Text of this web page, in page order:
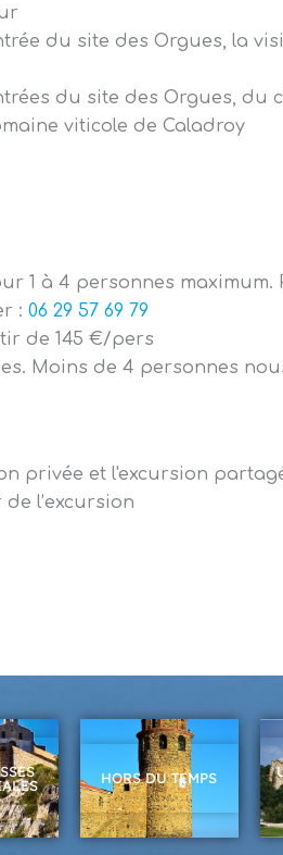
du site des Orgues, la
du site des Orgues, du
viticole de Caladroy
1 à 4 personnes maximum.
: 06 29 57 69 79
de 145 €/pers
Moins de 4 personnes
privée et l'excursion
l’excursion
HORS DU TEMPS